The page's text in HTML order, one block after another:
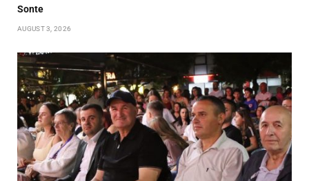
Sonte
AUGUST 3, 2026